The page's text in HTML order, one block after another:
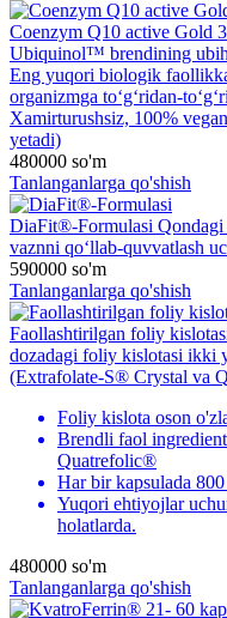
Coenzym Q10 active Gold
Ubiquinol™ brendining
Eng yuqori biologik
organizmga toʻgʻridan-
Xamirturushsiz, 100%
yetadi)
480000 so'm
Tanlanganlarga qo'shish
DiaFit®-Formulasi Qondagi
vaznni qo‘llab-quvvatlash
590000 so'm
Tanlanganlarga qo'shish
Faollashtirilgan foliy
dozadagi foliy kislotasi ikki
(Extrafolate-S® Crystal va
Foliy kislota oson
Brendli faol
Quatrefolic®
Har bir kapsulada
Yuqori ehtiyojlar
holatlarda.
480000 so'm
Tanlanganlarga qo'shish